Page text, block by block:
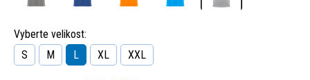
Vyberte velikost:
S
M L XL XXL